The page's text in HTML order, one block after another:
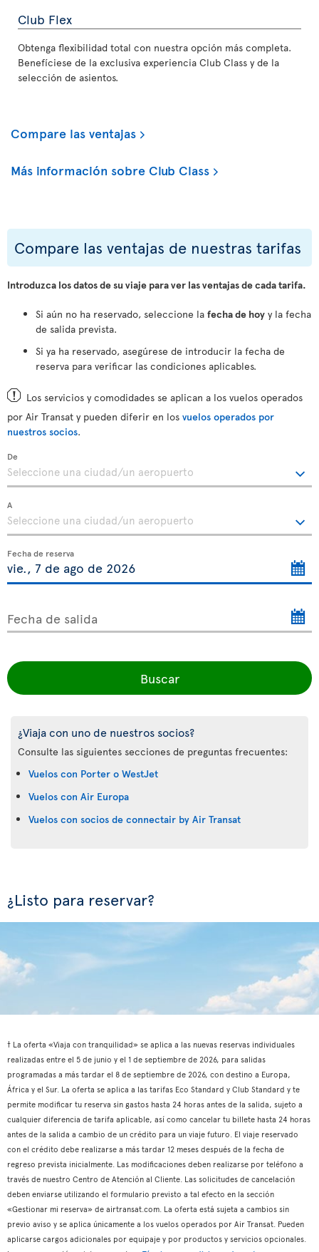
Club Flex
Obtenga flexibilidad total con nuestra opción más completa.
Benefíciese de la exclusiva experiencia Club Class y de la
selección de asientos.
Compare las ventajas
Más información sobre Club Class
Compare las ventajas de nuestras tarifas
Introduzca los datos de su viaje para ver las ventajas de cada tarifa.
Si aún no ha reservado, seleccione la fecha de hoy y la fecha
de salida prevista.
Si ya ha reservado, asegúrese de introducir la fecha de
reserva para verificar las condiciones aplicables.
Los servicios y comodidades se aplican a los vuelos operados
por Air Transat y pueden diferir en los vuelos operados por
nuestros socios.
De
A
Fecha de reserva
Fecha de salida
Buscar
¿Viaja con uno de nuestros socios?
Consulte las siguientes secciones de preguntas frecuentes:
Vuelos con Porter o WestJet
Vuelos con Air Europa
Vuelos con socios de connectair by Air Transat
¿Listo para reservar?
† La oferta «Viaja con tranquilidad» se aplica a las nuevas reservas individuales
realizadas entre el 5 de junio y el 1 de septiembre de 2026, para salidas
programadas a más tardar el 8 de septiembre de 2026, con destino a Europa,
África y el Sur. La oferta se aplica a las tarifas Eco Standard y Club Standard y te
permite modificar tu reserva sin gastos hasta 24 horas antes de la salida, sujeto a
cualquier diferencia de tarifa aplicable, así como cancelar tu billete hasta 24 horas
antes de la salida a cambio de un crédito para un viaje futuro. El viaje reservado
con el crédito debe realizarse a más tardar 12 meses después de la fecha de
regreso prevista inicialmente. Las modificaciones deben realizarse por teléfono a
través de nuestro Centro de Atención al Cliente. Las solicitudes de cancelación
deben enviarse utilizando el formulario previsto a tal efecto en la sección
«Gestionar mi reserva» de airtransat.com. La oferta está sujeta a cambios sin
previo aviso y se aplica únicamente a los vuelos operados por Air Transat. Pueden
aplicarse cargos adicionales por equipaje y por productos y servicios opcionales.